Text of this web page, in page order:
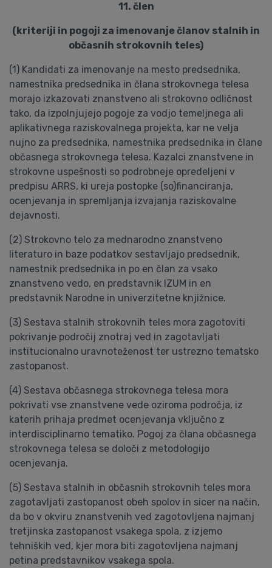
11. člen
(kriteriji in pogoji za imenovanje članov stalnih in
občasnih strokovnih teles)
(1) Kandidati za imenovanje na mesto predsednika,
namestnika predsednika in člana strokovnega telesa
morajo izkazovati znanstveno ali strokovno odličnost
tako, da izpolnjujejo pogoje za vodjo temeljnega ali
aplikativnega raziskovalnega projekta, kar ne velja
nujno za predsednika, namestnika predsednika in člane
občasnega strokovnega telesa. Kazalci znanstvene in
strokovne uspešnosti so podrobneje opredeljeni v
predpisu ARRS, ki ureja postopke (so)financiranja,
ocenjevanja in spremljanja izvajanja raziskovalne
dejavnosti.
(2) Strokovno telo za mednarodno znanstveno
literaturo in baze podatkov sestavljajo predsednik,
namestnik predsednika in po en član za vsako
znanstveno vedo, en predstavnik IZUM in en
predstavnik Narodne in univerzitetne knjižnice.
(3) Sestava stalnih strokovnih teles mora zagotoviti
pokrivanje področij znotraj ved in zagotavljati
institucionalno uravnoteženost ter ustrezno tematsko
zastopanost.
(4) Sestava občasnega strokovnega telesa mora
pokrivati vse znanstvene vede oziroma področja, iz
katerih prihaja predmet ocenjevanja vključno z
interdisciplinarno tematiko. Pogoj za člana občasnega
strokovnega telesa se določi z metodologijo
ocenjevanja.
(5) Sestava stalnih in občasnih strokovnih teles mora
zagotavljati zastopanost obeh spolov in sicer na način,
da bo v okviru znanstvenih ved zagotovljena najmanj
tretjinska zastopanost vsakega spola, z izjemo
tehniških ved, kjer mora biti zagotovljena najmanj
petina predstavnikov vsakega spola.